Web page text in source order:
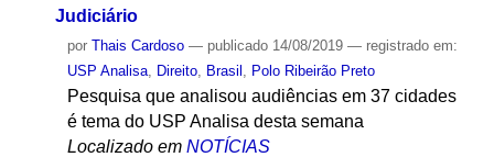
Judiciário
por Thais Cardoso — publicado14/08/2019 — registrado em:
USP Analisa, Direito, Brasil Polo Ribeirão Preto
Pesquisa que analisou audiências em 37 cidades
é tema do USP Analisa desta semana
Localizado em NOTÍCIAS